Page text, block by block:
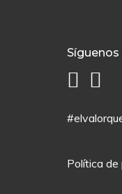
Política de